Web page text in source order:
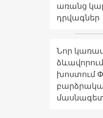
առանց
դրվագներ
Նոր
խոստում